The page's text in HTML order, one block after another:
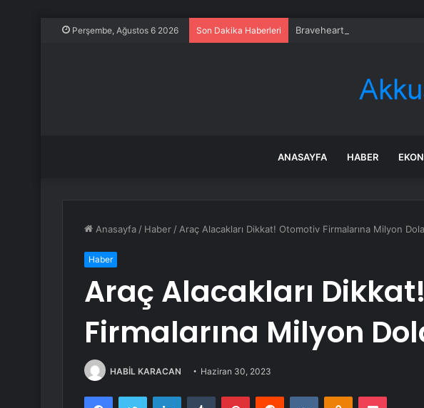
Perşembe, Ağustos 6 2026 Son Dakika Haberleri Braveheart Bio halka arzını
ANASAYFA HABER
Anasayfa / Haber / Araç Alacakları Dikkat! Otomotiv Firmalarına Milyon
Haber
Araç Alacakları
Firmalarına Milyon
HABİL KARACAN Haziran 30, 2023
FacebookTwitter LinkedInTumblr PinterestReddit VKontakteOdnoklassniki
Pocket